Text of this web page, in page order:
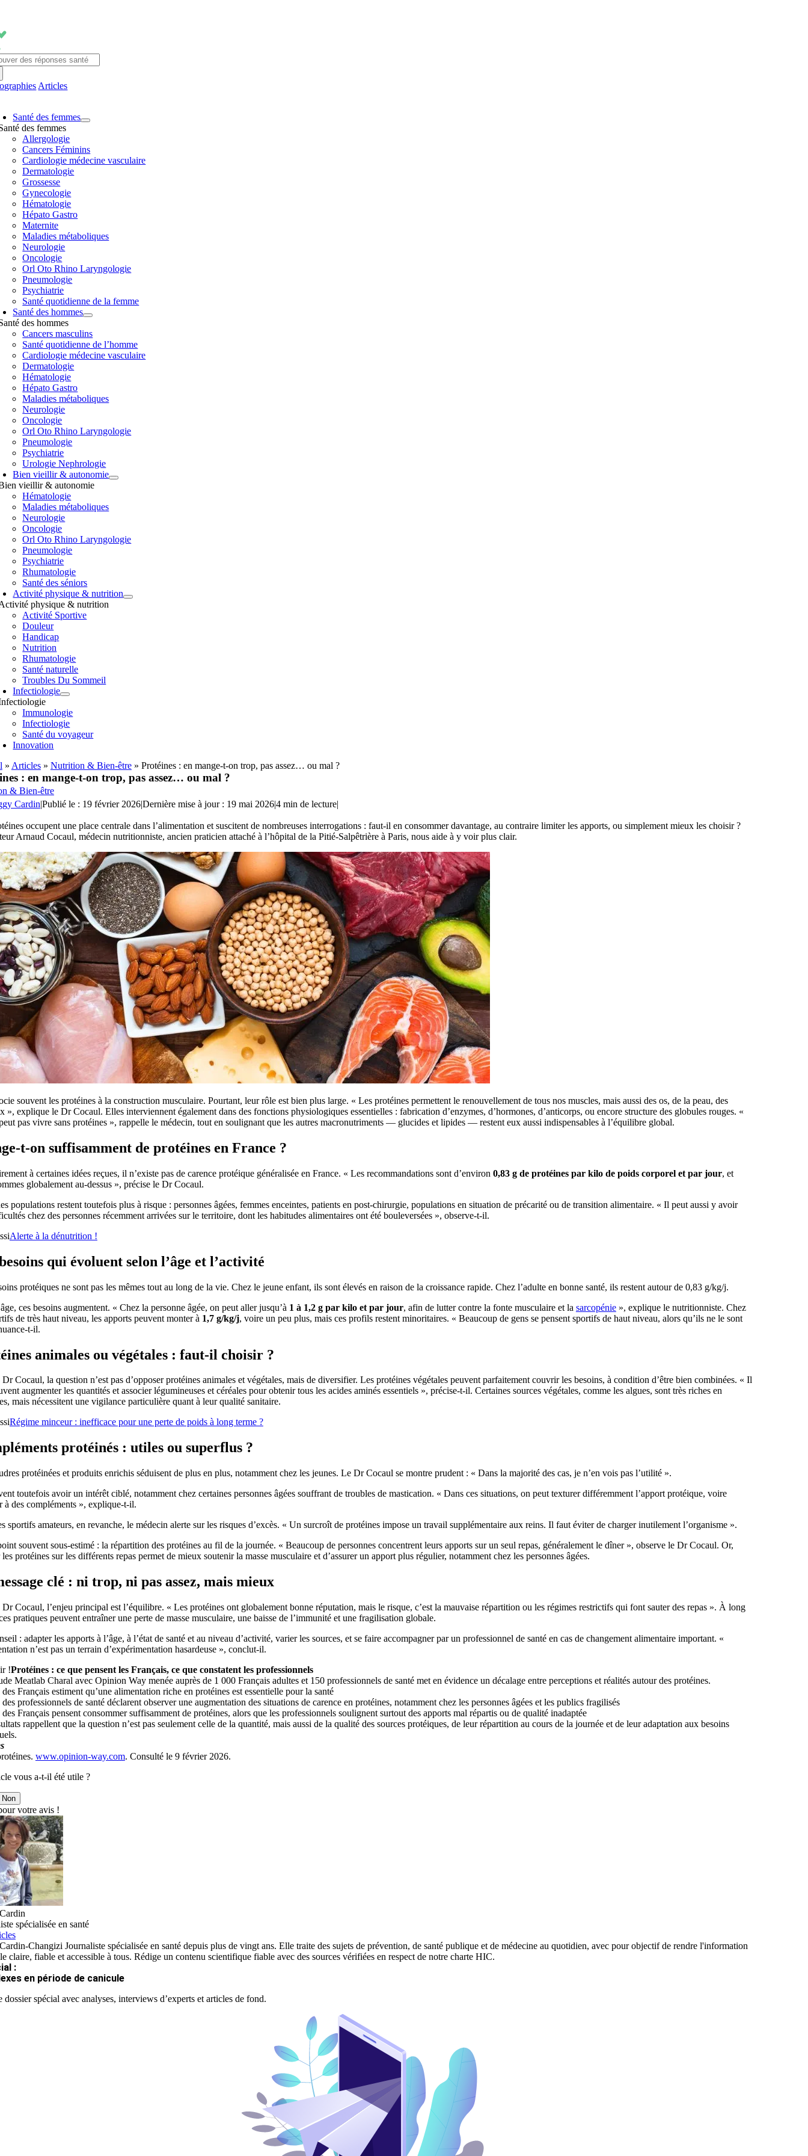
contenu
Articles
Santé des femmes
des femmes
Allergologie
Cancers Féminins
Cardiologie médecine vasculaire
Dermatologie
Grossesse
Gynecologie
Hématologie
Hépato Gastro
Maternite
Maladies métaboliques
Neurologie
Oncologie
Orl Oto Rhino Laryngologie
Pneumologie
Psychiatrie
Santé quotidienne de la femme
Santé des hommes
des hommes
Cancers masculins
Santé quotidienne de l’homme
Cardiologie médecine vasculaire
Dermatologie
Hématologie
Hépato Gastro
Maladies métaboliques
Neurologie
Oncologie
Orl Oto Rhino Laryngologie
Pneumologie
Psychiatrie
Urologie Nephrologie
Bien vieillir & autonomie
vieillir & autonomie
Hématologie
Maladies métaboliques
Neurologie
Oncologie
Orl Oto Rhino Laryngologie
Pneumologie
Psychiatrie
Rhumatologie
Santé des séniors
Activité physique & nutrition
physique & nutrition
Activité Sportive
Douleur
Handicap
Nutrition
Rhumatologie
Santé naturelle
Troubles Du Sommeil
Infectiologie
Immunologie
Infectiologie
Santé du voyageur
Innovation
» Articles» Nutrition & Bien-être» Protéines : en mange-t-on trop, pas assez… ou mal ?
: en mange-t-on trop, pas assez… ou mal ?
& Bien-être
Cardin|Publié le : 19 février 2026|Dernière mise à jour : 19 mai 2026|4 min de lecture|
occupent une place centrale dans l’alimentation et suscitent de nombreuses interrogations : faut-il en consommer davantage, au contraire limiter les apports, ou simplement mieux les choisir ?
Arnaud Cocaul, médecin nutritionniste, ancien praticien attaché à l’hôpital de la Pitié-Salpêtrière à Paris, nous aide à y voir plus clair.
souvent les protéines à la construction musculaire. Pourtant, leur rôle est bien plus large. « Les protéines permettent le renouvellement de tous nos muscles, mais aussi des os, de la peau, des
», explique le Dr Cocaul. Elles interviennent également dans des fonctions physiologiques essentielles : fabrication d’enzymes, d’hormones, d’anticorps, ou encore structure des globules rouges. «
pas vivre sans protéines », rappelle le médecin, tout en soulignant que les autres macronutriments — glucides et lipides — restent eux aussi indispensables à l’équilibre global.
t-on suffisamment de protéines en France ?
à certaines idées reçues, il n’existe pas de carence protéique généralisée en France. « Les recommandations sont d’environ 0,83 g de protéines par kilo de poids corporel et par jour, et
globalement au-dessus », précise le Dr Cocaul.
populations restent toutefois plus à risque : personnes âgées, femmes enceintes, patients en post-chirurgie, populations en situation de précarité ou de transition alimentaire. « Il peut aussi y avoir
chez des personnes récemment arrivées sur le territoire, dont les habitudes alimentaires ont été bouleversées », observe-t-il.
Alerte à la dénutrition !
qui évoluent selon l’âge et l’activité
protéiques ne sont pas les mêmes tout au long de la vie. Chez le jeune enfant, ils sont élevés en raison de la croissance rapide. Chez l’adulte en bonne santé, ils restent autour de 0,83 g/kg/j.
ces besoins augmentent. « Chez la personne âgée, on peut aller jusqu’à 1 à 1,2 g par kilo et par jour, afin de lutter contre la fonte musculaire et la sarcopénie», explique le nutritionniste. Chez
de très haut niveau, les apports peuvent monter à 1,7 g/kg/j, voire un peu plus, mais ces profils restent minoritaires. « Beaucoup de gens se pensent sportifs de haut niveau, alors qu’ils ne le sont
t-il.
animales ou végétales : faut-il choisir ?
Cocaul, la question n’est pas d’opposer protéines animales et végétales, mais de diversifier. Les protéines végétales peuvent parfaitement couvrir les besoins, à condition d’être bien combinées. « Il
augmenter les quantités et associer légumineuses et céréales pour obtenir tous les acides aminés essentiels », précise-t-il. Certaines sources végétales, comme les algues, sont très riches en
mais nécessitent une vigilance particulière quant à leur qualité sanitaire.
Régime minceur : inefficace pour une perte de poids à long terme ?
protéinés : utiles ou superflus ?
protéinées et produits enrichis séduisent de plus en plus, notamment chez les jeunes. Le Dr Cocaul se montre prudent : « Dans la majorité des cas, je n’en vois pas l’utilité ».
toutefois avoir un intérêt ciblé, notamment chez certaines personnes âgées souffrant de troubles de mastication. « Dans ces situations, on peut texturer différemment l’apport protéique, voire
à des compléments », explique-t-il.
sportifs amateurs, en revanche, le médecin alerte sur les risques d’excès. « Un surcroît de protéines impose un travail supplémentaire aux reins. Il faut éviter de charger inutilement l’organisme ».
souvent sous-estimé : la répartition des protéines au fil de la journée. « Beaucoup de personnes concentrent leurs apports sur un seul repas, généralement le dîner », observe le Dr Cocaul. Or,
protéines sur les différents repas permet de mieux soutenir la masse musculaire et d’assurer un apport plus régulier, notamment chez les personnes âgées.
clé : ni trop, ni pas assez, mais mieux
Cocaul, l’enjeu principal est l’équilibre. « Les protéines ont globalement bonne réputation, mais le risque, c’est la mauvaise répartition ou les régimes restrictifs qui font sauter des repas ». À long
pratiques peuvent entraîner une perte de masse musculaire, une baisse de l’immunité et une fragilisation globale.
: adapter les apports à l’âge, à l’état de santé et au niveau d’activité, varier les sources, et se faire accompagner par un professionnel de santé en cas de changement alimentaire important. «
n’est pas un terrain d’expérimentation hasardeuse », conclut-il.
!Protéines : ce que pensent les Français, ce que constatent les professionnels
Meatlab Charal avec Opinion Way menée auprès de 1 000 Français adultes et 150 professionnels de santé met en évidence un décalage entre perceptions et réalités autour des protéines.
Français estiment qu’une alimentation riche en protéines est essentielle pour la santé
professionnels de santé déclarent observer une augmentation des situations de carence en protéines, notamment chez les personnes âgées et les publics fragilisés
Français pensent consommer suffisamment de protéines, alors que les professionnels soulignent surtout des apports mal répartis ou de qualité inadaptée
rappellent que la question n’est pas seulement celle de la quantité, mais aussi de la qualité des sources protéiques, de leur répartition au cours de la journée et de leur adaptation aux besoins
www.opinion-way.com. Consulté le 9 février 2026.
vous a-t-il été utile ?
Non
votre avis !
spécialisée en santé
Changizi Journaliste spécialisée en santé depuis plus de vingt ans. Elle traite des sujets de prévention, de santé publique et de médecine au quotidien, avec pour objectif de rendre l'information
claire, fiable et accessible à tous. Rédige un contenu scientifique fiable avec des sources vérifiées en respect de notre charte HIC.
:
en période de canicule
dossier spécial avec analyses, interviews d’experts et articles de fond.